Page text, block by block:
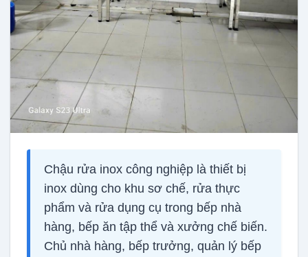
Chậu rửa inox công nghiệp là thiết bị
inox dùng cho khu sơ chế, rửa thực
phẩm và rửa dụng cụ trong bếp nhà
hàng, bếp ăn tập thể và xưởng chế biến.
Chủ nhà hàng, bếp trưởng, quản lý bếp